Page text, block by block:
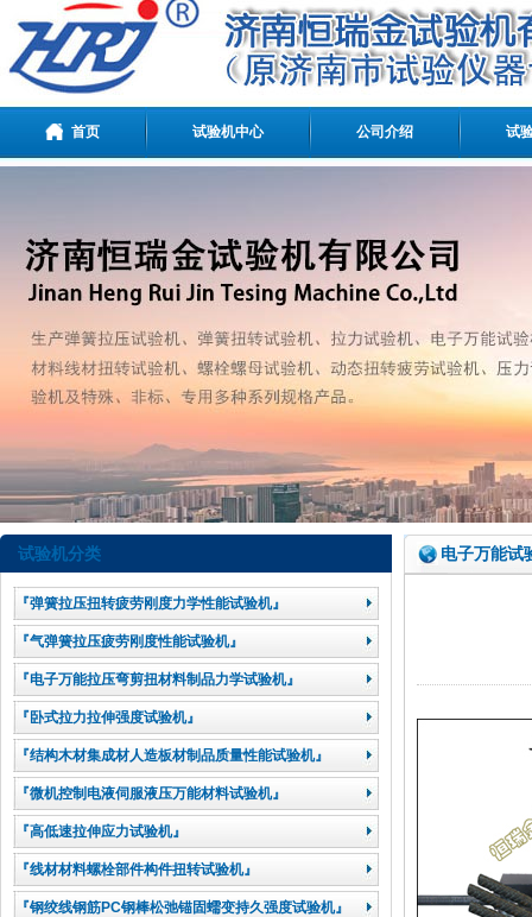
首页 试验机中心 公司介绍 试
试验机分类
『弹簧拉压扭转疲劳刚度力学性能试验机』
『气弹簧拉压疲劳刚度性能试验机』
『电子万能拉压弯剪扭材料制品力学试验机』
『卧式拉力拉伸强度试验机』
『结构木材集成材人造板材制品质量性能试验机』
『微机控制电液伺服液压万能材料试验机』
『高低速拉伸应力试验机』
『线材材料螺栓部件构件扭转试验机』
『钢绞线钢筋PC钢棒松弛锚固蠕变持久强度试验机』
电子万能试